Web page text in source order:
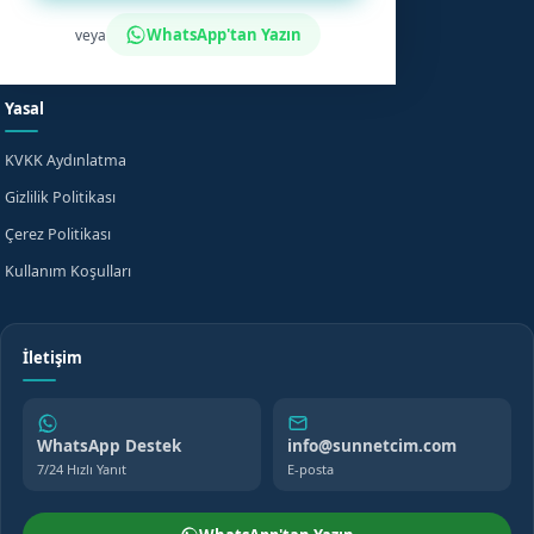
veya WhatsApp'tan Yazın
Fiyat Bilgisi
Evde Sünnet
Bilgi Merkezi
Yasal
KVKK Aydınlatma
Gizlilik Politikası
Çerez Politikası
Kullanım Koşulları
İletişim
WhatsApp Destek
7/24 Hızlı Yanıt
info@sunnetcim.com
E-posta